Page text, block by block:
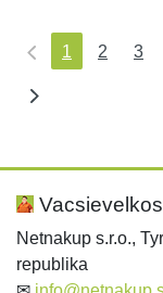
1 2 3
Netnakup s.r.o.,
republika